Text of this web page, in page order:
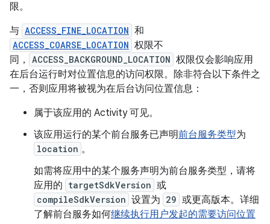
限。
与 ACCESS_FINE_LOCATION 和
ACCESS_COARSE_LOCATION 权限不
同，
ACCESS_BACKGROUND_LOCATION 权限仅会影响应用
在后台运行时对位置信息的访问权限。除非符合以下条件之
一，否则应用将被视为在后台访问位置信息：
属于该应用的 Activity 可见。
该应用运行的某个前台服务已声明前台服务类型为
location 。
如需将应用中的某个服务声明为前台服务类型，请将
应用的 targetSdkVersion 或
compileSdkVersion 设置为 29 或更高版本。详细
了解前台服务如何继续执行用户发起的需要访问位置